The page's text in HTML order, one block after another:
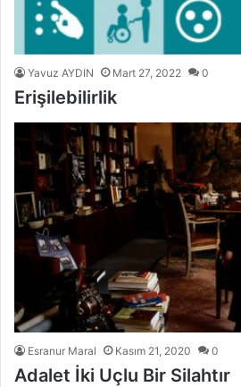
Yavuz AYDIN Mart 27, 2022 0
Erişilebilirlik
Esranur Maral Kasım 21, 2020 0
Adalet İki Uçlu Bir Silahtır